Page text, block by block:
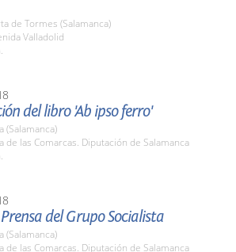
de Tormes (Salamanca)
Valladolid
del libro 'Ab ipso ferro'
(Salamanca)
de las Comarcas. Diputación de Salamanca
del Grupo Socialista
(Salamanca)
de las Comarcas. Diputación de Salamanca